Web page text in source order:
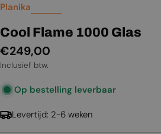
Planika
Cool Flame 1000 Glas
Normale
prijs
€249,00
Inclusief btw.
Op bestelling leverbaar
Levertijd: 2-6 weken